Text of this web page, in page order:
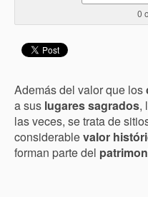
0
Además del valor que los
a sus lugares sagrados,
las veces, se trata de
considerablevalor
forman parte del